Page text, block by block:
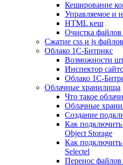
Кеширование
Управляемое и
HTML кеш
Очистка
Сжатие css и js файлов
Облако 1С-Битрикс
Возможности
Инспектор
Облако 1С-
Облачные хранилища
Что такое
Облачные
Создание
Как
Object Storage
Как
Selectel
Перенос файлов